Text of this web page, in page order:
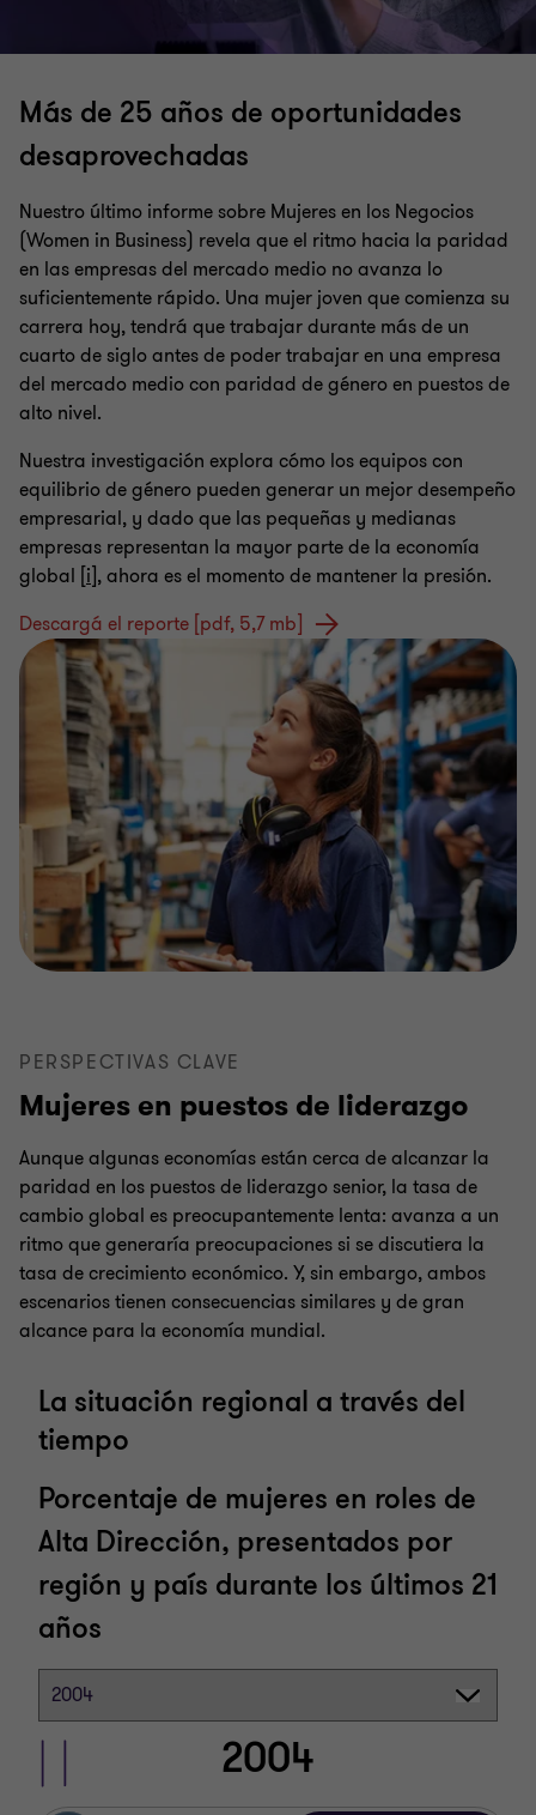
Más de 25 años de oportunidades
desaprovechadas
Nuestro último informe sobre Mujeres en los Negocios
(Women in Business) revela que el ritmo hacia la paridad
en las empresas del mercado medio no avanza lo
suficientemente rápido. Una mujer joven que comienza su
carrera hoy, tendrá que trabajar durante más de un
cuarto de siglo antes de poder trabajar en una empresa
del mercado medio con paridad de género en puestos de
alto nivel.
Nuestra investigación explora cómo los equipos con
equilibrio de género pueden generar un mejor desempeño
empresarial, y dado que las pequeñas y medianas
empresas representan la mayor parte de la economía
global [i], ahora es el momento de mantener la presión.
Descargá el reporte [pdf, 5,7 mb]
PERSPECTIVAS CLAVE
Mujeres en puestos de liderazgo
Aunque algunas economías están cerca de alcanzar la
paridad en los puestos de liderazgo senior, la tasa de
cambio global es preocupantemente lenta: avanza a un
ritmo que generaría preocupaciones si se discutiera la
tasa de crecimiento económico. Y, sin embargo, ambos
escenarios tienen consecuencias similares y de gran
alcance para la economía mundial.
La situación regional a través del
tiempo
Porcentaje de mujeres en roles de
Alta Dirección, presentados por
región y país durante los últimos 21
años
2007
EMEA